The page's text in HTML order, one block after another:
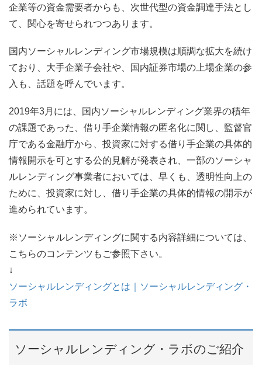
企業等の資金需要者からも、次世代型の資金調達手法とし
て、関心を寄せられつつあります。
国内ソーシャルレンディング市場規模は順調な拡大を続け
ており、大手企業子会社や、国内証券市場の上場企業の参
入も、話題を呼んでいます。
2019年3月には、国内ソーシャルレンディング業界の積年
の課題であった、借り手企業情報の匿名化に関し、監督官
庁である金融庁から、投資家に対する借り手企業の具体的
情報開示を可とする公的見解が発表され、一部のソーシャ
ルレンディング事業者においては、早くも、透明性向上の
ために、投資家に対し、借り手企業の具体的情報の開示が
進められています。
※ソーシャルレンディングに関する内容詳細については、
こちらのコンテンツもご参照下さい。
↓
ソーシャルレンディングとは｜ソーシャルレンディング・
ラボ
ソーシャルレンディング・ラボのご紹介